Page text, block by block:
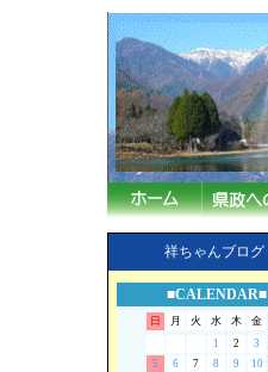
祥ちゃんブログ
■CALENDAR■
日 月 火 水 木 金
1
2 3
5
6 7 8 9 10